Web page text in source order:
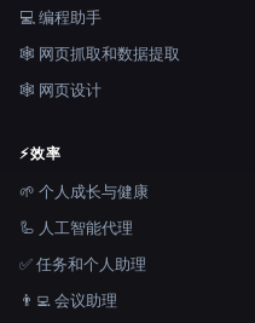
💻 编程助手
🕸️ 网页抓取和数据提取
🕸 网页设计
⚡效率
🌱 个人成长与健康
🦾 人工智能代理
✅ 任务和个人助理
👨‍💻 会议助理